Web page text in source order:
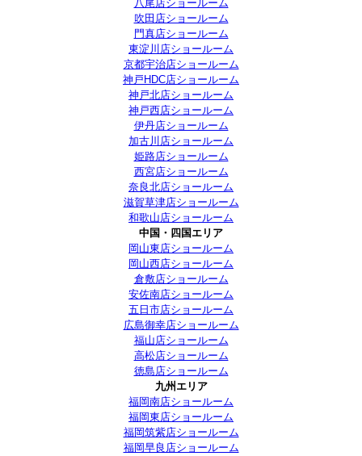
八尾店ショールーム
吹田店ショールーム
門真店ショールーム
東淀川店ショールーム
京都宇治店ショールーム
神戸HDC店ショールーム
神戸北店ショールーム
神戸西店ショールーム
伊丹店ショールーム
加古川店ショールーム
姫路店ショールーム
西宮店ショールーム
奈良北店ショールーム
滋賀草津店ショールーム
和歌山店ショールーム
中国・四国エリア
岡山東店ショールーム
岡山西店ショールーム
倉敷店ショールーム
安佐南店ショールーム
五日市店ショールーム
広島御幸店ショールーム
福山店ショールーム
高松店ショールーム
徳島店ショールーム
九州エリア
福岡南店ショールーム
福岡東店ショールーム
福岡筑紫店ショールーム
福岡早良店ショールーム